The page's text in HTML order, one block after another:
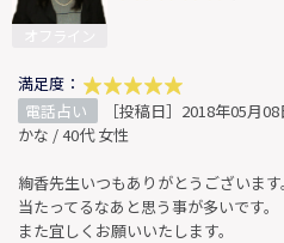
満足度：
電話占い
［投稿日］2018年05月08
かな / 40代 女性
絢香先生いつもありがとうございま
当たってるなあと思う事が多いです。
また宜しくお願いいたします。